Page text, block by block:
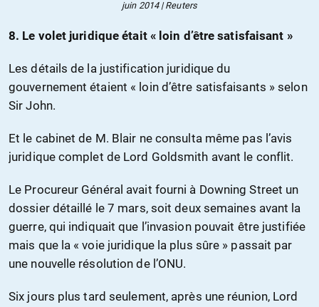
juin 2014 | Reuters
8. Le volet juridique était « loin d’être satisfaisant »
Les détails de la justification juridique du
gouvernement étaient « loin d’être satisfaisants » selon
Sir John.
Et le cabinet de M. Blair ne consulta même pas l’avis
juridique complet de Lord Goldsmith avant le conflit.
Le Procureur Général avait fourni à Downing Street un
dossier détaillé le 7 mars, soit deux semaines avant la
guerre, qui indiquait que l’invasion pouvait être justifiée
mais que la « voie juridique la plus sûre » passait par
une nouvelle résolution de l’ONU.
Six jours plus tard seulement, après une réunion, Lord